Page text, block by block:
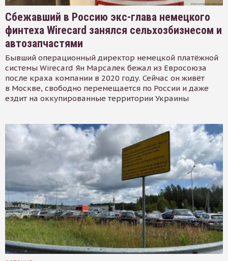
Сбежавший в Россию экс-глава немецкого
финтеха Wirecard занялся сельхозбизнесом и
автозапчастями
Бывший операционный директор немецкой платёжной
системы Wirecard Ян Марсалек бежал из Евросоюза
после краха компании в 2020 году. Сейчас он живёт
в Москве, свободно перемещается по России и даже
ездит на оккупированные территории Украины